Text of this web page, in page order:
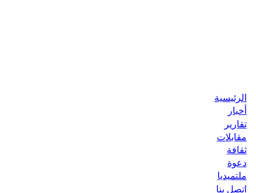
الرئيسية
أخبار
تقارير
مقابلات
ثقافة
دعوة
ملتميديا
اتصل بنا